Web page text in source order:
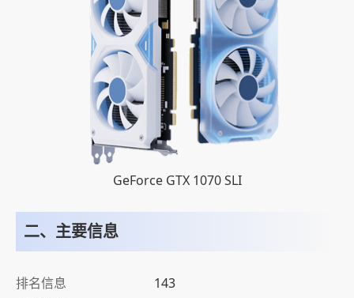
GeForce GTX 1070 SLI
二、主要信息
排名信息
143